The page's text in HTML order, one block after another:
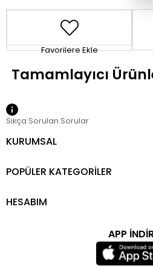
Favorilere Ekle
Sıkça Sorulan Sorular
KURUMSAL
POPÜLER KATEGORİLER
HESABIM
APP